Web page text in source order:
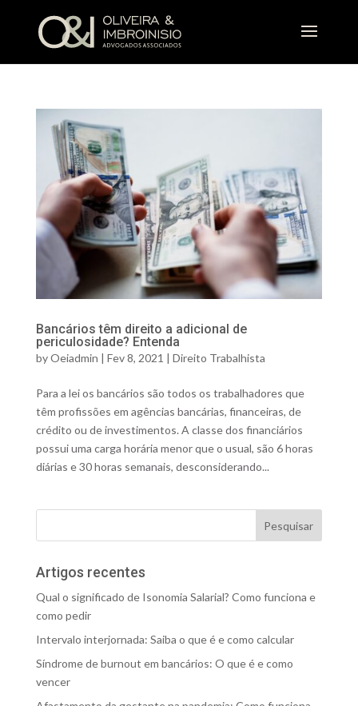
Bancários têm direito a adicional de
periculosidade? Entenda
byOeiadmin | Fev 8, 2021 | Direito Trabalhista
Para a lei os bancários são todos os trabalhadores que
têm profissões em agências bancárias, financeiras, de
crédito ou de investimentos. A classe dos financiários
possui uma carga horária menor que o usual, são 6 horas
diárias e 30 horas semanais, desconsiderando...
Artigos recentes
Qual o significado de Isonomia Salarial? Como funciona e
como pedir
Intervalo interjornada: Saiba o que é e como calcular
Síndrome de burnout em bancários: O que é e como
vencer